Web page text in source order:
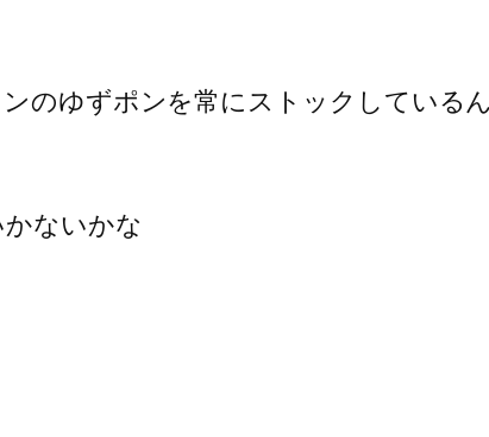
のゆずポンを常にストックしている
ないかな